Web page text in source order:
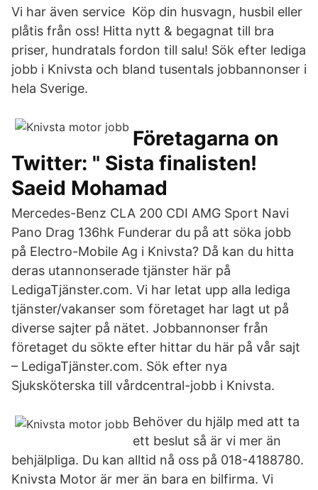
Vi har även service Köp din husvagn, husbil eller
plåtis från oss! Hitta nytt & begagnat till bra
priser, hundratals fordon till salu! Sök efter lediga
jobb i Knivsta och bland tusentals jobbannonser i
hela Sverige.
Företagarna on
Twitter: " Sista finalisten!
Saeid Mohamad
Mercedes-Benz CLA 200 CDI AMG Sport Navi
Pano Drag 136hk Funderar du på att söka jobb
på Electro-Mobile Ag i Knivsta? Då kan du hitta
deras utannonserade tjänster här på
LedigaTjänster.com. Vi har letat upp alla lediga
tjänster/vakanser som företaget har lagt ut på
diverse sajter på nätet. Jobbannonser från
företaget du sökte efter hittar du här på vår sajt
– LedigaTjänster.com. Sök efter nya
Sjuksköterska till vårdcentral-jobb i Knivsta.
Behöver du hjälp med att ta
ett beslut så är vi mer än
behjälpliga. Du kan alltid nå oss på 018-4188780.
Knivsta Motor är mer än bara en bilfirma. Vi